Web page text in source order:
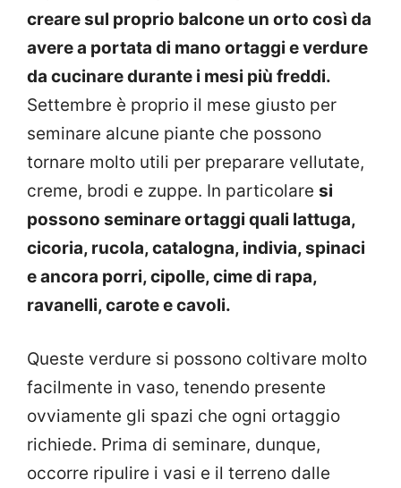
creare sul proprio balcone un orto così da
avere a portata di mano ortaggi e verdure
da cucinare durante i mesi più freddi.
Settembre è proprio il mese giusto per
seminare alcune piante che possono
tornare molto utili per preparare vellutate,
creme, brodi e zuppe. In particolare si
possono seminare ortaggi quali lattuga,
cicoria, rucola, catalogna, indivia, spinaci
e ancora porri, cipolle, cime di rapa,
ravanelli, carote e cavoli.
Queste verdure si possono coltivare molto
facilmente in vaso, tenendo presente
ovviamente gli spazi che ogni ortaggio
richiede. Prima di seminare, dunque,
occorre ripulire i vasi e il terreno dalle